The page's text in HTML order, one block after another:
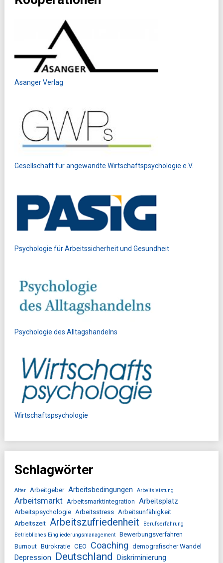
Asanger Verlag
Gesellschaft für angewandte Wirtschaftspsychologie e.V.
Psychologie für Arbeitssicherheit und Gesundheit
Psychologie des Alltagshandelns
Wirtschaftspsychologie
Schlagwörter
Alter Arbeitgeber Arbeitsbedingungen Arbeitsleistung
Arbeitsmarkt Arbeitsmarktintegration Arbeitsplatz
Arbeitspsychologie Arbeitsstress
Arbeitsunfähigkeit
Arbeitszeit
Arbeitszufriedenheit
Berufserfahrung
Betriebliches Eingliederungsmanagement
Bewerbungsverfahren
Burnout Bürokratie CEO Coaching demografischer Wandel
Depression Deutschland Diskriminierung